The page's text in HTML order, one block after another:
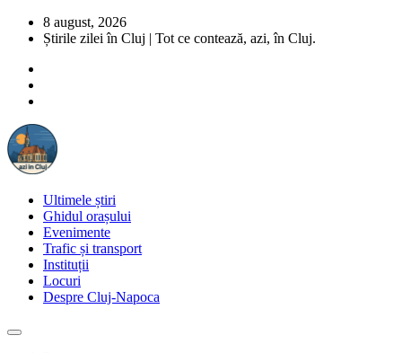
8 august, 2026
Știrile zilei în Cluj | Tot ce contează, azi, în Cluj.
Ultimele știri
Ghidul orașului
Evenimente
Trafic și transport
Instituții
Locuri
Despre Cluj-Napoca